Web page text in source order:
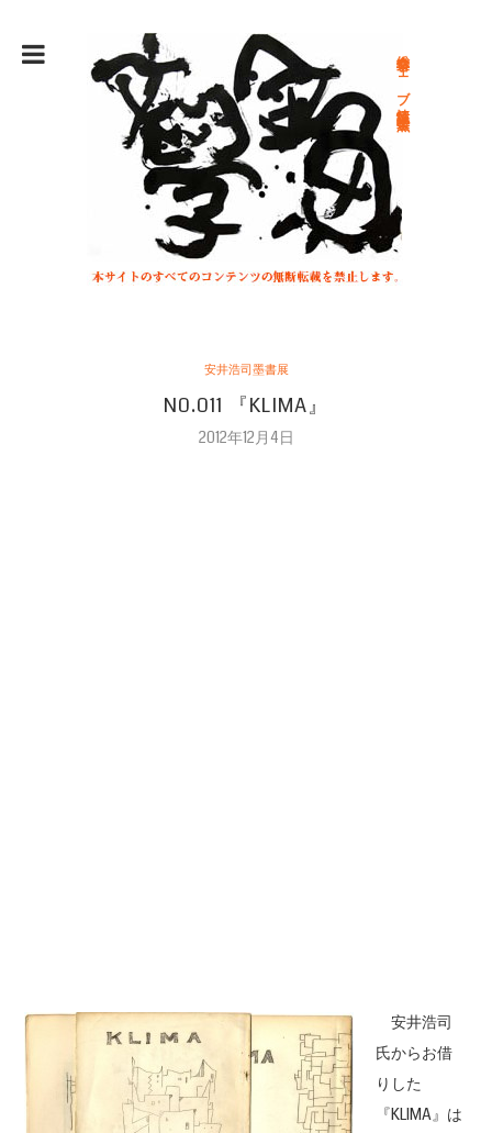
総合文学ウェブ情報誌 文学金魚
安井浩司墨書展
N0.011 『KLIMA』
2012年12月4日
安井浩司
氏からお借
りした
『KLIMA』は